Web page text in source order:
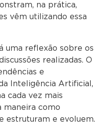
na prática,
vêm utilizando essa
uma reflexão sobre os
realizadas. O
e
Inteligência Artificial,
cada vez mais
maneira como
estruturam e evoluem.